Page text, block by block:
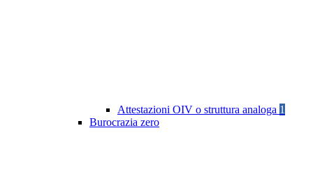
Attestazioni OIV o struttura analoga 1
Burocrazia zero